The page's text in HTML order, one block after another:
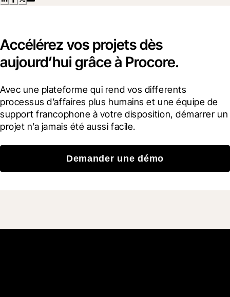
Accélérez vos projets dès
aujourd’hui grâce à Procore.
Avec une plateforme qui rend vos differents
processus d’affaires plus humains et une équipe de
support francophone à votre disposition, démarrer un
projet n’a jamais été aussi facile.
Demander une démo